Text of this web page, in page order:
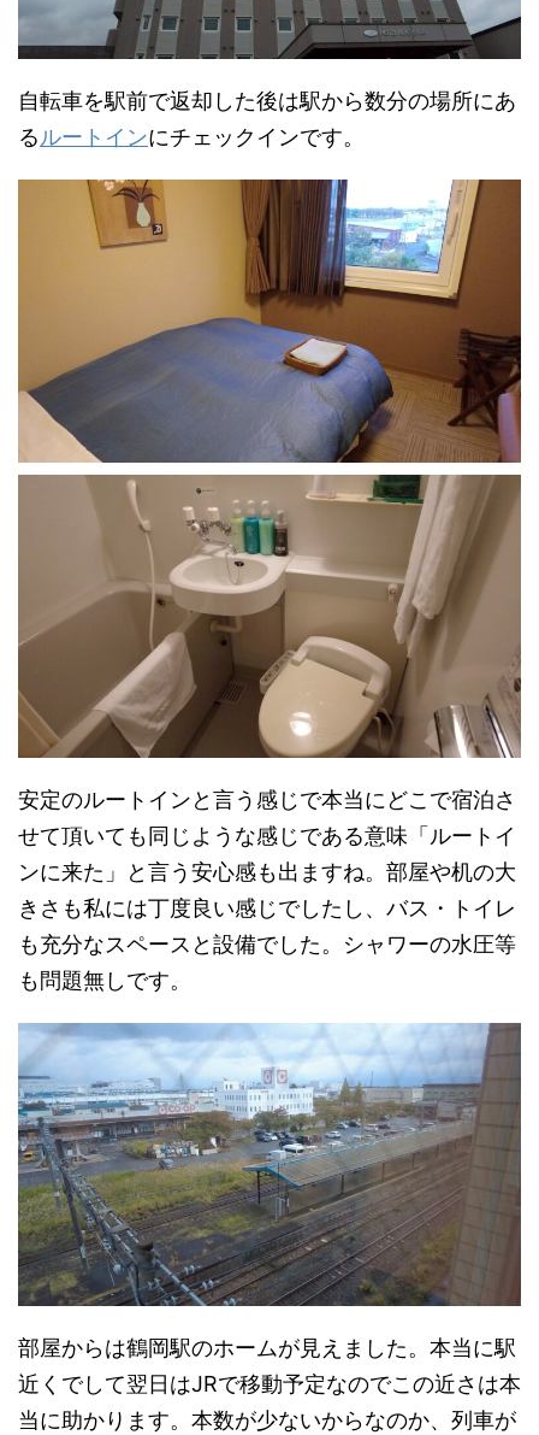
自転車を駅前で返却した後は駅から数分の場所にあ
るルートインにチェックインです。
安定のルートインと言う感じで本当にどこで宿泊さ
せて頂いても同じような感じである意味「ルートイ
ンに来た」と言う安心感も出ますね。部屋や机の大
きさも私には丁度良い感じでしたし、バス・トイレ
も充分なスペースと設備でした。シャワーの水圧等
も問題無しです。
部屋からは鶴岡駅のホームが見えました。本当に駅
近くでして翌日はJRで移動予定なのでこの近さは本
当に助かります。本数が少ないからなのか、列車が